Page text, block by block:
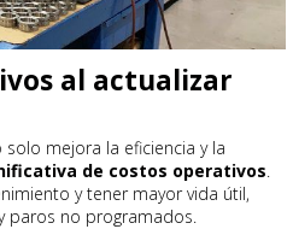
al actualizar
solo mejora la eficiencia y la
de costos operativos.
y tener mayor vida útil,
paros no programados.